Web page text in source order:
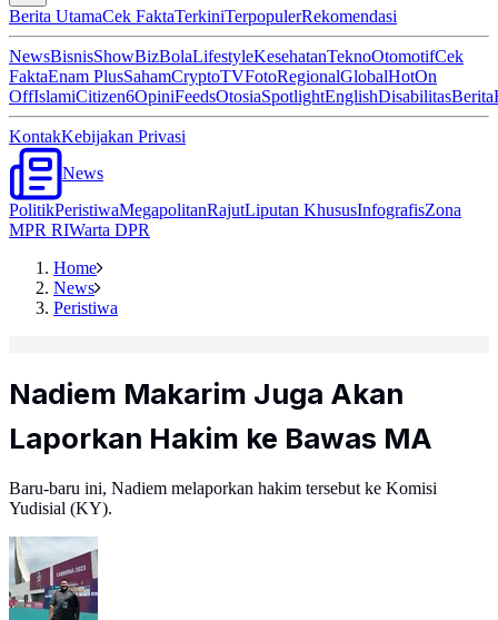
Berita UtamaCek FaktaTerkiniTerpopulerRekomendasi
NewsBisnisShowBizBolaLifestyleKesehatanTeknoOtomotifCek
FaktaEnam PlusSahamCryptoTVFotoRegionalGlobalHotOn
OffIslamiCitizen6OpiniFeedsOtosiaSpotlightEnglishDisabilitasBerita
KontakKebijakan Privasi
News
PolitikPeristiwaMegapolitanRajutLiputan KhususInfografisZona
MPR RIWarta DPR
Home
News
Peristiwa
Nadiem Makarim Juga Akan
Laporkan Hakim ke Bawas MA
Baru-baru ini, Nadiem melaporkan hakim tersebut ke Komisi
Yudisial (KY).